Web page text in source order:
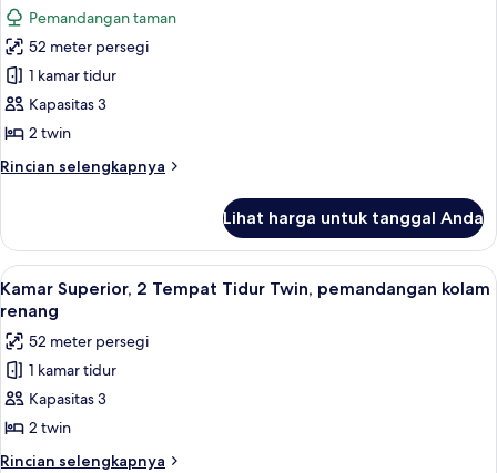
renang
Tempat
Tidur
Double,
pemandangan
kolam
renang
foto
untuk
Kamar
Superior,
2
Tidur
Pemandangan taman
52 meter persegi
1 kamar tidur
Kapasitas 3
2 twin
Rincian selengkapnya
Rincian
Kamar
Superior,
2
Tempat
Twin
Lihat harga untuk tanggal Anda
Lihat
semua
foto
untuk
Kamar
Superior,
2
Tempat
Minibar, brankas, setrika/meja
15
Kamar Superior, 2 Tempat Tidur Twin, pemandangan kolam
renang
52 meter persegi
1 kamar tidur
Kapasitas 3
2 twin
Rincian selengkapnya
Rincian